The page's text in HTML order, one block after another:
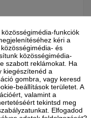
BlauFast OBV
könyökidom
funkciók
kéri a
és
közösségimédia-
szabott reklámokat. Ha
kiegészítenéd a
gombra, vagy keresd
beállítások területet. A
valamint a
tekintsd meg
Elfogadod